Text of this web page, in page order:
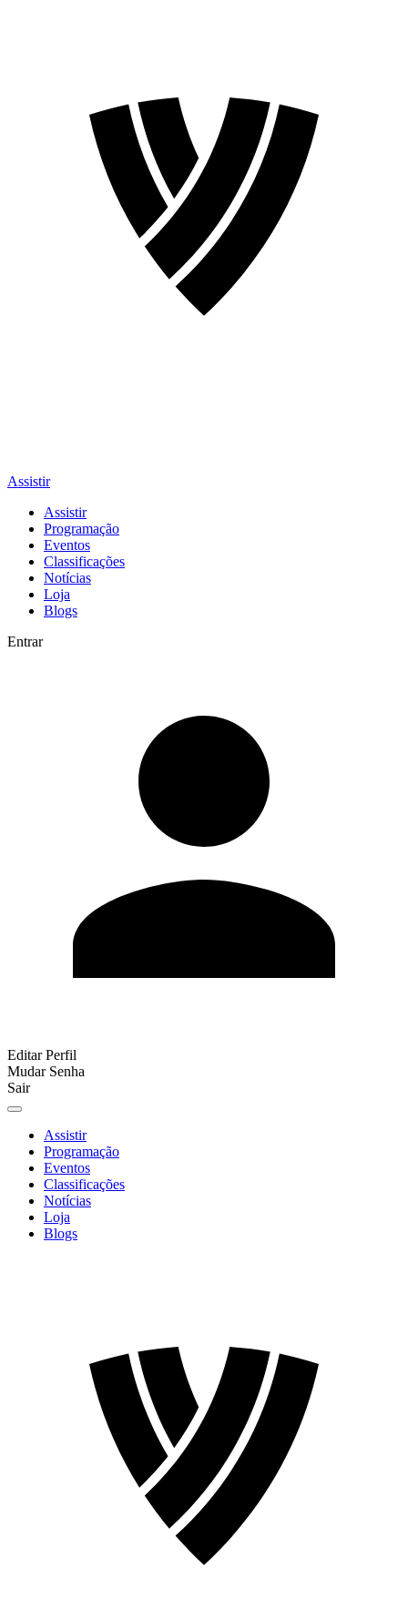
Assistir
Assistir
Programação
Eventos
Classificações
Notícias
Loja
Blogs
Entrar
Editar Perfil
Mudar Senha
Sair
Assistir
Programação
Eventos
Classificações
Notícias
Loja
Blogs